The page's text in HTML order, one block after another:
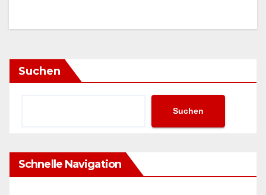
Suchen
Suchen
Schnelle Navigation